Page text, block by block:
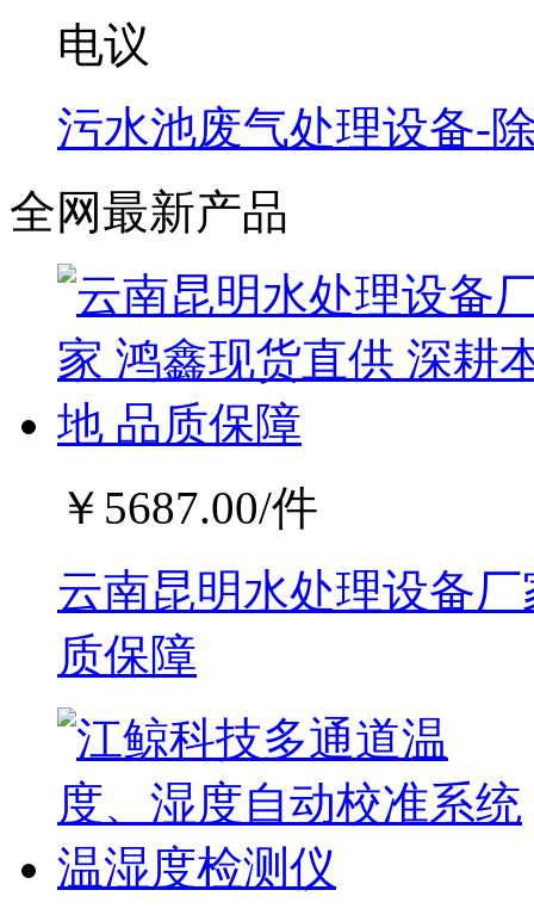
电议
污水池废气处理设备-
全网最新产品
￥ 5687.00/件
云南昆明水处理设备
质保障